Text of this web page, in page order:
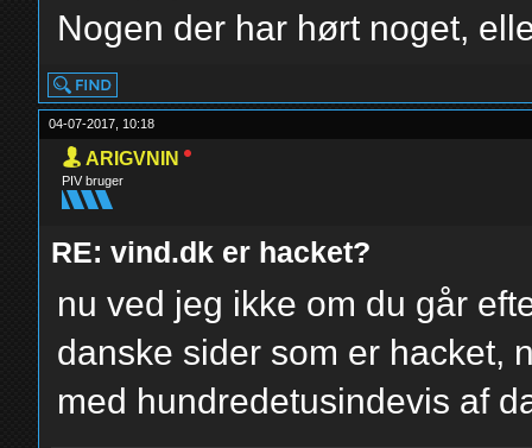
Nogen der har hørt noget,
04-07-2017, 10:18
ARIGVNIN
PIV bruger
RE: vind.dk er hacket?
nu ved jeg ikke om du går
danske sider som er hacket,
med hundredetusindevis af